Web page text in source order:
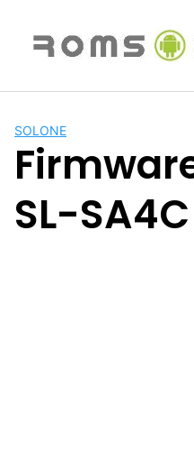
contenido
SOLONE
SL-SA4C